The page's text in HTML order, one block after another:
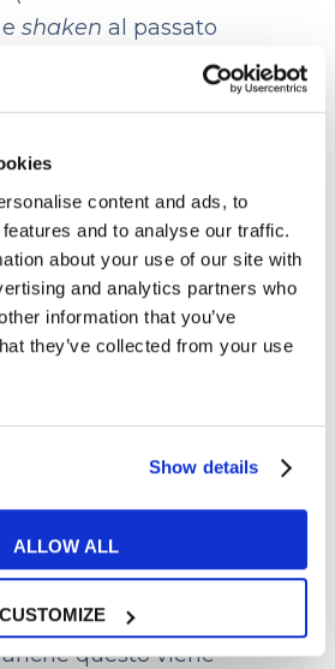
content and ads, to
and to analyse our traffic.
about your use of our site with
and analytics partners who
information that you’ve
they’ve collected from your use
Show details
ALLOW ALL
CUSTOMIZE
e shaken al passato
ma nel Pidgin si
, assente
un vero irregolare).
fare l‘esempio della
. Nell’inglese standard
che due negazioni
stessa frase, ecco
è in forma negativa, sarà
alla forma base.
questo viene